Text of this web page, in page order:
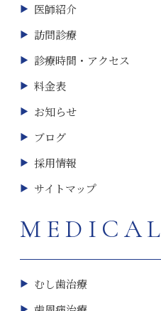
医師紹介
訪問診療
診療時間・アクセス
料金表
お知らせ
ブログ
採用情報
サイトマップ
MEDICAL
むし歯治療